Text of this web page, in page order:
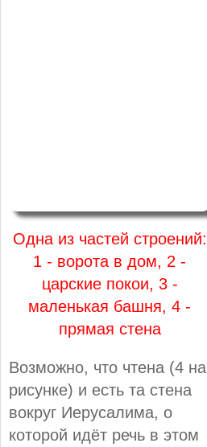
Одна из частей строений:
1 - ворота в дом, 2 -
царские покои, 3 -
маленькая башня, 4 -
прямая стена
Возможно, что чтена (4 на
рисунке) и есть та стена
вокруг Иерусалима, о
которой идёт речь в этом